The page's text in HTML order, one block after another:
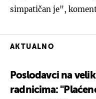
simpatičan je",
AKTUALNO
Poslodavci na
radnicima: